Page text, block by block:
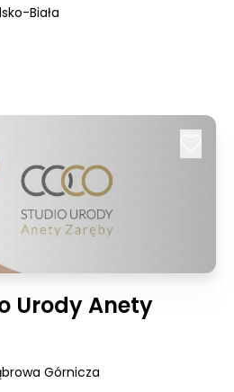
Biała
Urody Anety
Górnicza